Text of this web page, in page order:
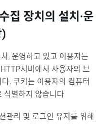
집 장치의 설치·운
, 운영하고 있고 이용자는
서버에서 사용자의 브
. 쿠키는 이용자의 컴퓨터
식별하지 않습니다
관리 및 로그인 유지를 위해